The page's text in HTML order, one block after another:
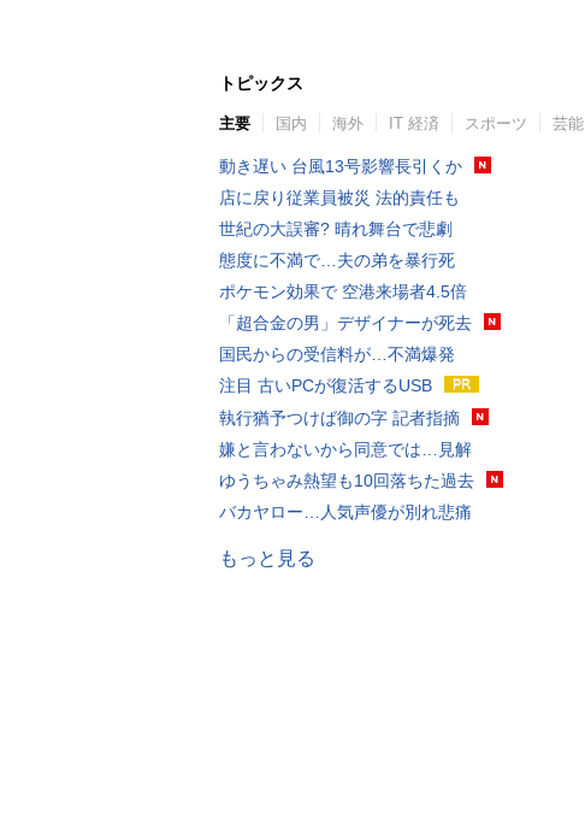
トピックス
主要 国内 海外 IT 経済 スポーツ 芸能
動き遅い 台風13号影響長引くか
店に戻り従業員被災 法的責任も
世紀の大誤審? 晴れ舞台で悲劇
態度に不満で…夫の弟を暴行死
ポケモン効果で 空港来場者4.5倍
「超合金の男」デザイナーが死去
国民からの受信料が…不満爆発
注目 古いPCが復活するUSB
執行猶予つけば御の字 記者指摘
嫌と言わないから同意では…見解
ゆうちゃみ熱望も10回落ちた過去
バカヤロー…人気声優が別れ悲痛
もっと見る